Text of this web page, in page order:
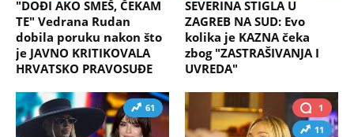
"DOĐI AKO SMEŠ, ČEKAM
TE" Vedrana Rudan
dobila poruku nakon što
je JAVNO KRITIKOVALA
HRVATSKO PRAVOSUĐE
SEVERINA STIGLA U
ZAGREB NA SUD: Evo
kolika je KAZNA čeka
zbog "ZASTRAŠIVANJA I
UVREDA"
61
1
11